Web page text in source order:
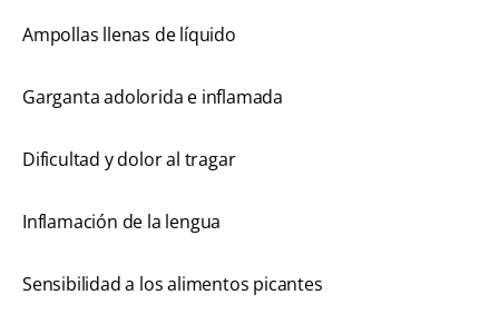
Ampollas llenas de líquido
Garganta adolorida e inflamada
Dificultad y dolor al tragar
Inflamación de la lengua
Sensibilidad a los alimentos picantes